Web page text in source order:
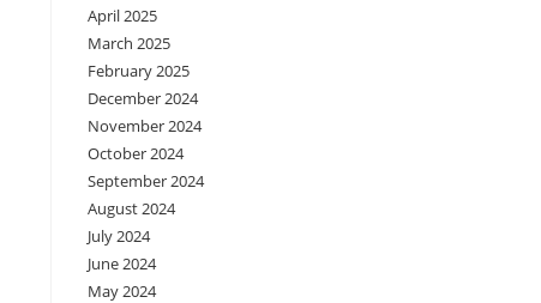
April 2025
March 2025
February 2025
December 2024
November 2024
October 2024
September 2024
August 2024
July 2024
June 2024
May 2024